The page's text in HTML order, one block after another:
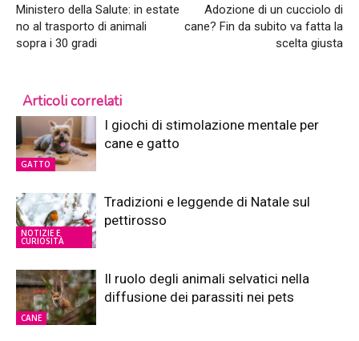
Ministero della Salute: in estate
no al trasporto di animali
sopra i 30 gradi
Adozione di un cucciolo di
cane? Fin da subito va fatta la
scelta giusta
Articoli correlati
GATTO
I giochi di stimolazione mentale per
cane e gatto
NOTIZIE E
CURIOSITÀ
Tradizioni e leggende di Natale sul
pettirosso
CANE
Il ruolo degli animali selvatici nella
diffusione dei parassiti nei pets